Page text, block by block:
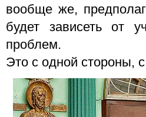
вообще же,
будет зависеть от
проблем.
Это с одной стороны,